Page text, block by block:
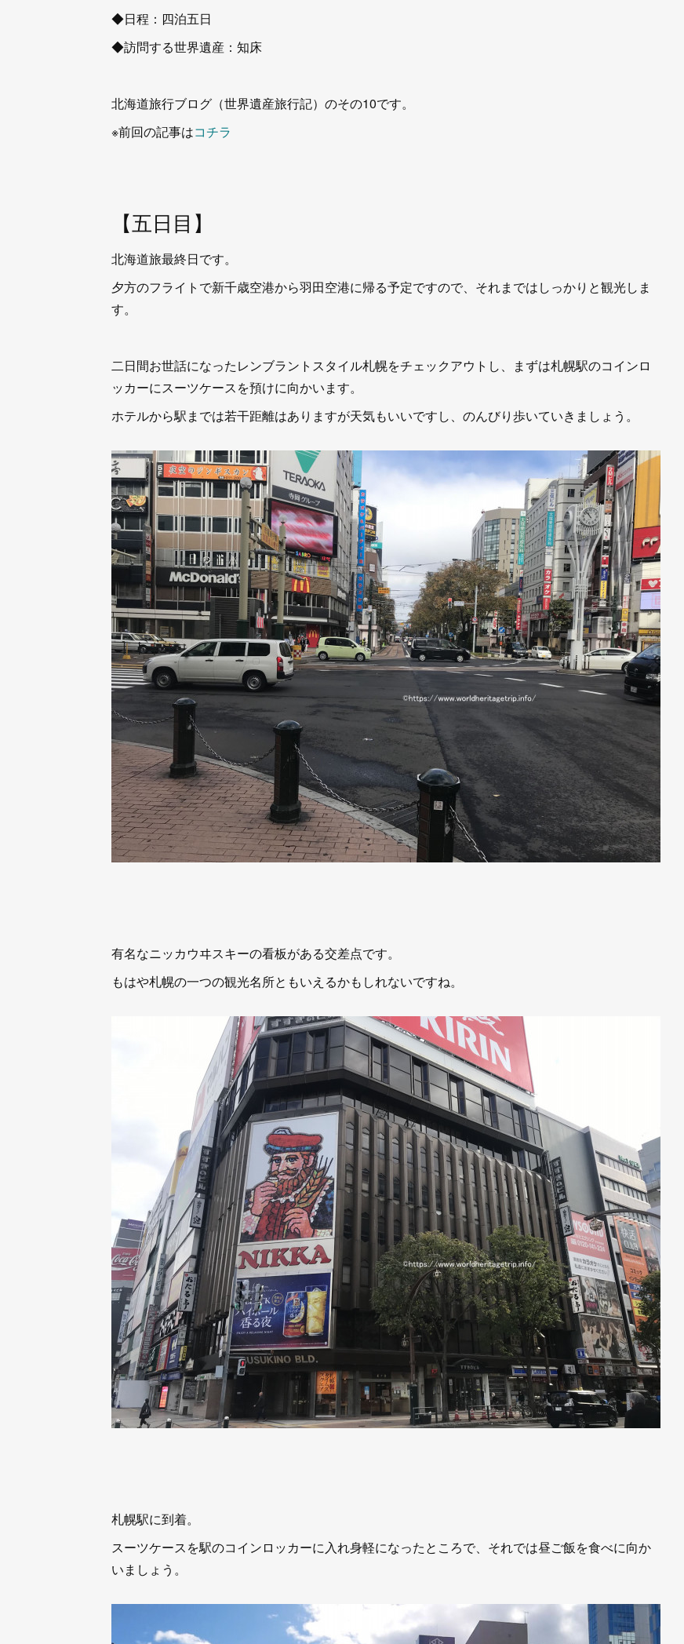
◆日程：四泊五日
◆訪問する世界遺産：知床
北海道旅行ブログ（世界遺産旅行記）のその10です。
※前回の記事はコチラ
【五日目】
北海道旅最終日です。
夕方のフライトで新千歳空港から羽田空港に帰る予定ですので、それまではしっかりと観光しま
す。
二日間お世話になったレンブラントスタイル札幌をチェックアウトし、まずは札幌駅のコインロ
ッカーにスーツケースを預けに向かいます。
ホテルから駅までは若干距離はありますが天気もいいですし、のんびり歩いていきましょう。
有名なニッカウヰスキーの看板がある交差点です。
もはや札幌の一つの観光名所ともいえるかもしれないですね。
札幌駅に到着。
スーツケースを駅のコインロッカーに入れ身軽になったところで、それでは昼ご飯を食べに向か
いましょう。